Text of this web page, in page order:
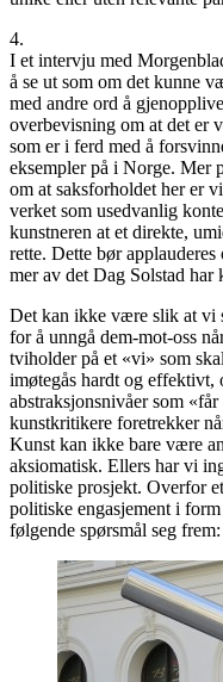
4.
I et intervju med
å se ut som om det kunne
med andre ord å
overbevisning om at det er
som er i ferd med å
eksempler på i Norge. Mer
om at saksforholdet her er
verket som usedvanlig
kunstneren at et direkte,
rette. Dette bør
mer av det Dag Solstad har
Det kan ikke være slik at vi
for å unngå dem-mot-oss
tviholder på et «vi» som
imøtegås hardt og effektivt,
abstraksjonsnivåer som
kunstkritikere foretrekker
Kunst kan ikke bare være
aksiomatisk. Ellers har vi
politiske prosjekt. Overfor
politiske engasjement i
følgende spørsmål seg